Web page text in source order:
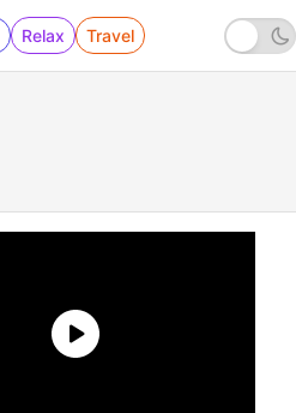
Relax Travel